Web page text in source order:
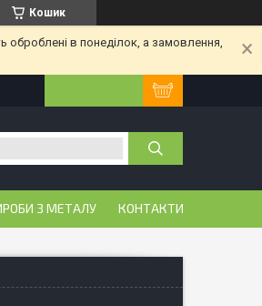
Кошик
оброблені в понеділок, а замовлення,
З МЕТАЛУ КОНТАКТИ